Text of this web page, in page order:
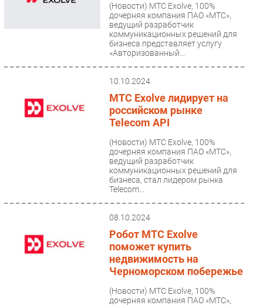
(Новости) МТС Exolve, 100%
дочерняя компания ПАО «МТС»,
ведущий разработчик
коммуникационных решений для
бизнеса представляет услугу
«Авторизованный...
10.10.2024
МТС Exolve лидирует на
российском рынке
Telecom API
(Новости) МТС Exolve, 100%
дочерняя компания ПАО «МТС»,
ведущий разработчик
коммуникационных решений для
бизнеса, стал лидером рынка
Telecom...
08.10.2024
Робот МТС Exolve
поможет купить
недвижимость на
Черноморском побережье
(Новости) МТС Exolve, 100%
дочерняя компания ПАО «МТС»,